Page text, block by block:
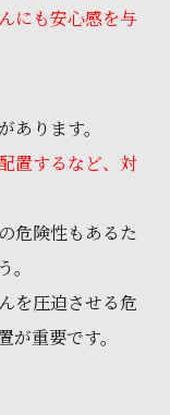
にも安心感を与
ります。
置するなど、対
危険性もあるた
を圧迫させる危
重要です。